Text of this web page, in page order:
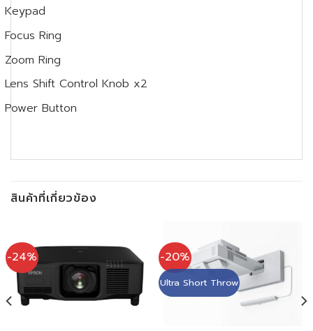
Keypad
Focus Ring
Zoom Ring
Lens Shift Control Knob x2
Power Button
สินค้าที่เกี่ยวข้อง
-24% -20%
Ultra Short Throw